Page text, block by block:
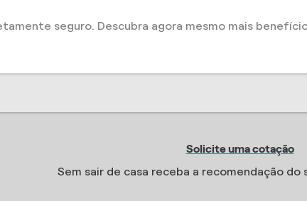
seguro. Descubra agora mesmo mais
Solicite uma cotação
Sem sair de casa receba a recomendação do